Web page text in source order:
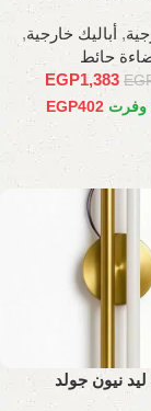
, أباليك خارجية,
حائط
EGP1,383
وفرت EGP402
ليد نيون جولد